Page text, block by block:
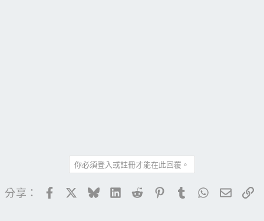
你必須登入或註冊才能在此回覆。
分享： FacebookBlueskyLinkedIn
Reddit PinterestTumblrWhatsApp
電子